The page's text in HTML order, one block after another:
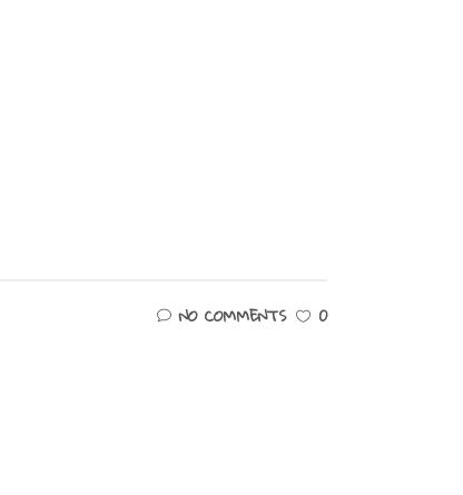
NO COMMENTS 0